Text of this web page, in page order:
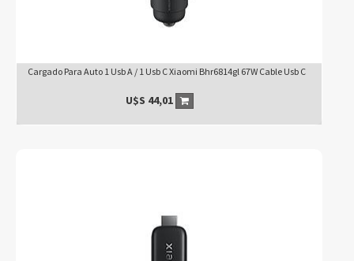
Cargado Para Auto 1 Usb A / 1 Usb C Xiaomi Bhr6814gl 67W Cable Usb C
U$S 44,01